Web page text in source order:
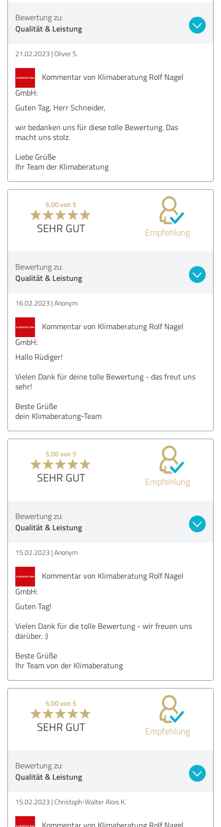
Bewertung zu:
Qualität & Leistung
21.02.2023 Oliver S.
Kommentar von Klimaberatung Rolf Nagel
GmbH:
Guten Tag, Herr Schneider,
wir bedanken uns für diese tolle Bewertung. Das
macht uns stolz.
Liebe Grüße
Ihr Team der Klimaberatung
5,00 von 5
SEHR GUT Empfehlung
Bewertung zu:
Qualität & Leistung
16.02.2023 Anonym
Kommentar von Klimaberatung Rolf Nagel
GmbH:
Hallo Rüdiger!
Vielen Dank für deine tolle Bewertung - das freut uns
sehr!
Beste Grüße
dein Klimaberatung-Team
5,00 von 5
SEHR GUT Empfehlung
Bewertung zu:
Qualität & Leistung
15.02.2023 Anonym
Kommentar von Klimaberatung Rolf Nagel
GmbH:
Guten Tag!
Vielen Dank für die tolle Bewertung - wir freuen uns
darüber. :)
Beste Grüße
Ihr Team von der Klimaberatung
5,00 von 5
SEHR GUT Empfehlung
Bewertung zu:
Qualität & Leistung
15.02.2023 Christoph-Walter Alois K.